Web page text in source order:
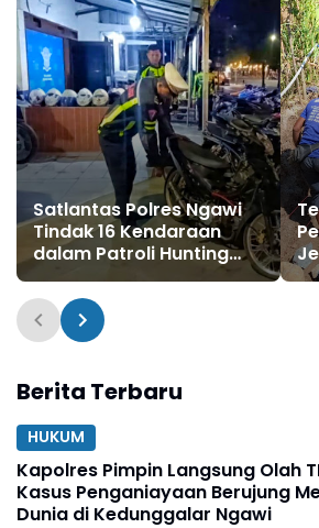
Satlantas Polres Ngawi
Tindak 16 Kendaraan
dalam Patroli Hunting
System
Berita Terbaru
HUKUM
Kapolres Pimpin Langsung Olah
Kasus Penganiayaan Berujung
Dunia di Kedunggalar Ngawi